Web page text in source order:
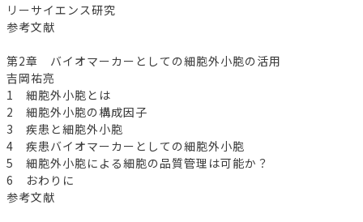
リーサイエンス研究
参考文献
第2章 バイオマーカーとしての細胞外小胞の活用
吉岡祐亮
1 細胞外小胞とは
2 細胞外小胞の構成因子
3 疾患と細胞外小胞
4 疾患バイオマーカーとしての細胞外小胞
5 細胞外小胞による細胞の品質管理は可能か？
6 おわりに
参考文献